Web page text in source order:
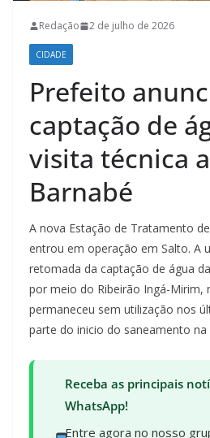
Redação 2 de julho de 2026
CIDADE
Prefeito
captação de
visita técnica
Barnabé
A nova Estação de Tratamento
entrou em operação em Salto. A
retomada da captação de água
por meio do Ribeirão Ingá-Mirim,
permaneceu sem utilização nos
parte do inicio do saneamento na
Receba as principais
WhatsApp!
Entre agora no nosso